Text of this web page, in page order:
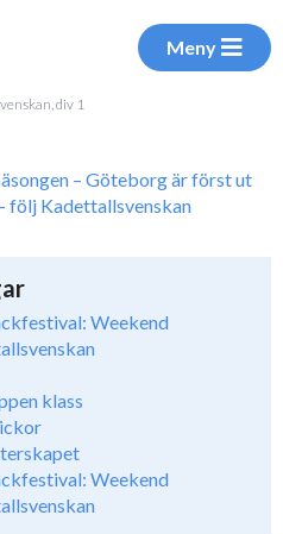
Meny
div 1
– Göteborg är först ut
följ Kadettallsvenskan
Weekend
klass
Weekend